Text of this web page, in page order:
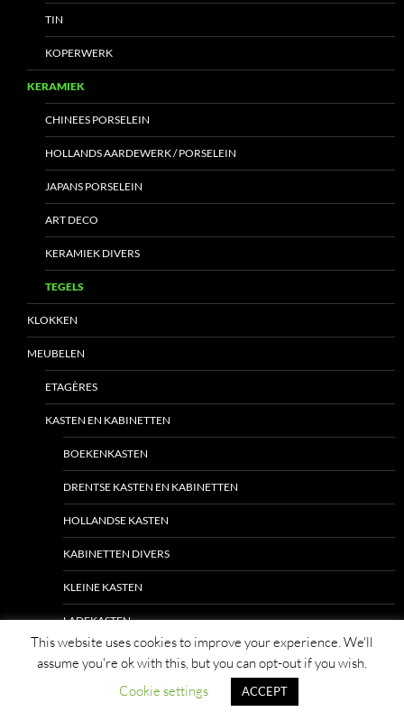
TIN
KOPERWERK
KERAMIEK
CHINEES PORSELEIN
HOLLANDS AARDEWERK / PORSELEIN
JAPANS PORSELEIN
ART DECO
KERAMIEK DIVERS
TEGELS
KLOKKEN
MEUBELEN
ETAGÈRES
KASTEN EN KABINETTEN
BOEKENKASTEN
DRENTSE KASTEN EN KABINETTEN
HOLLANDSE KASTEN
KABINETTEN DIVERS
KLEINE KASTEN
LADEKASTEN
MEESTERSTUKJES / MINIATUREN
PENANTKASTEN
This website uses cookies to improve your experience. We'll
assume you're ok with this, but you can opt-out if you wish.
Cookie settings
ACCEPT